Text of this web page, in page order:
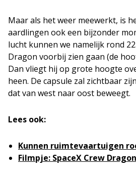
Maar als het weer meewerkt, is
aardlingen ook een bijzonder
lucht kunnen we namelijk rond
Dragon voorbij zien gaan (de
Dan vliegt hij op grote hoogte
heen. De capsule zal zichtbaar
dat van west naar oost beweegt.
Lees ook:
Kunnen ruimtevaartuigen
Filmpje: SpaceX Crew